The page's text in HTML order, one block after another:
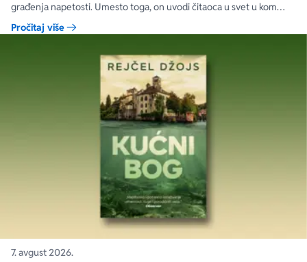
građenja napetosti. Umesto toga, on uvodi čitaoca u svet u kom
priložene ilustracije govore više od reči, a ono što je nacrtano često
Pročitaj više
7. avgust 2026.